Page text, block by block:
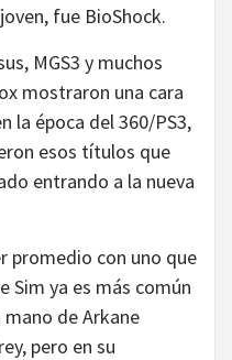
fue BioShock.
MGS3 y muchos
mostraron una cara
la época del 360/PS3,
esos títulos que
entrando a la nueva
promedio con uno que
Sim ya es más común
de Arkane
pero en su